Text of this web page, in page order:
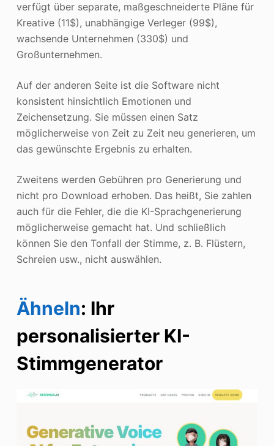
verfügt über separate, maßgeschneiderte Pläne für
Kreative (11$), unabhängige Verleger (99$),
wachsende Unternehmen (330$) und
Großunternehmen.
Auf der anderen Seite ist die Software nicht
konsistent hinsichtlich Emotionen und
Zeichensetzung. Sie müssen einen Satz
möglicherweise von Zeit zu Zeit neu generieren, um
das gewünschte Ergebnis zu erhalten.
Zweitens werden Gebühren pro Generierung und
nicht pro Download erhoben. Das heißt, Sie zahlen
auch für die Fehler, die die KI-Sprachgenerierung
möglicherweise gemacht hat. Und schließlich
können Sie den Tonfall der Stimme, z. B. Flüstern,
Schreien usw., nicht auswählen.
Ähneln: Ihr
personalisierter KI-
Stimmgenerator